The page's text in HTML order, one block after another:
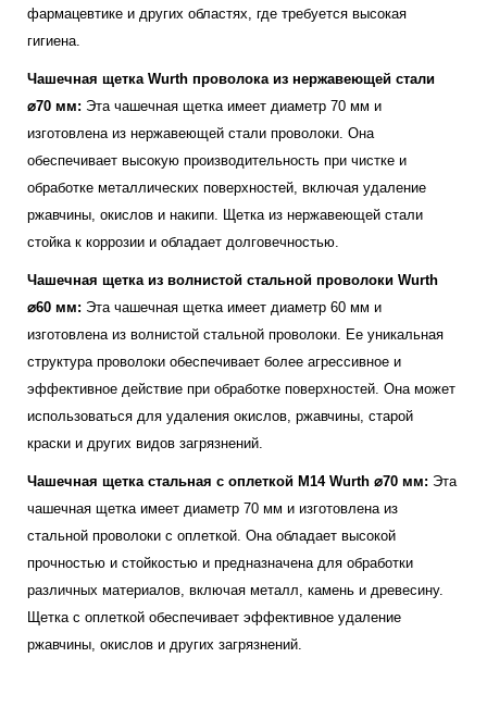
фармацевтике и других областях, где требуется высокая
гигиена.
Чашечная щетка Wurth проволока из нержавеющей стали
⌀70 мм: Эта чашечная щетка имеет диаметр 70 мм и
изготовлена из нержавеющей стали проволоки. Она
обеспечивает высокую производительность при чистке и
обработке металлических поверхностей, включая удаление
ржавчины, окислов и накипи. Щетка из нержавеющей стали
стойка к коррозии и обладает долговечностью.
Чашечная щетка из волнистой стальной проволоки Wurth
⌀60 мм: Эта чашечная щетка имеет диаметр 60 мм и
изготовлена из волнистой стальной проволоки. Ее уникальная
структура проволоки обеспечивает более агрессивное и
эффективное действие при обработке поверхностей. Она может
использоваться для удаления окислов, ржавчины, старой
краски и других видов загрязнений.
Чашечная щетка стальная с оплеткой M14 Wurth ⌀70 мм: Эта
чашечная щетка имеет диаметр 70 мм и изготовлена из
стальной проволоки с оплеткой. Она обладает высокой
прочностью и стойкостью и предназначена для обработки
различных материалов, включая металл, камень и древесину.
Щетка с оплеткой обеспечивает эффективное удаление
ржавчины, окислов и других загрязнений.